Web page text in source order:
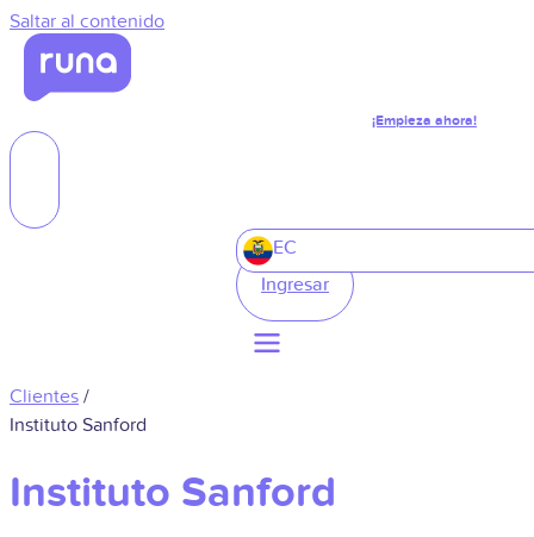
Saltar al contenido
¡Empieza ahora!
EC
Ingresar
Clientes /
Instituto Sanford
Instituto Sanford